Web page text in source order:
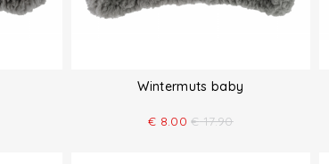
Wintermuts baby
€ 8.00 € 17.90